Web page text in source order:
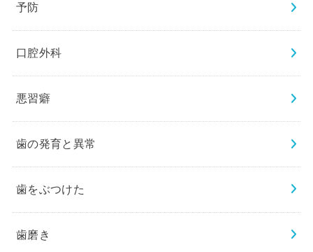
予防
口腔外科
悪習癖
歯の発育と異常
歯をぶつけた
歯磨き